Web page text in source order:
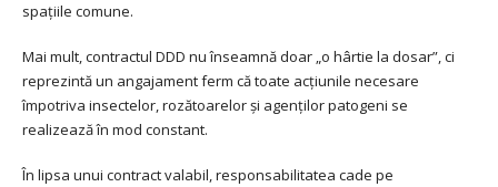
spațiile comune.
Mai mult, contractul DDD nu înseamnă doar „o hârtie la dosar”, ci
reprezintă un angajament ferm că toate acțiunile necesare
împotriva insectelor, rozătoarelor și agenților patogeni se
realizează în mod constant.
În lipsa unui contract valabil, responsabilitatea cade pe